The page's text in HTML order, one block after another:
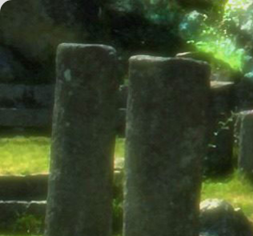
Saltar al contenido